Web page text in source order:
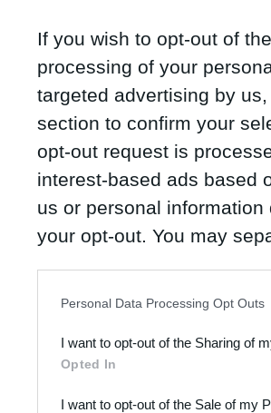
If you wish to opt-out of
processing of your
targeted advertising by
section to confirm your
opt-out request is
interest-based ads based
us or personal
your opt-out. You may
Downstream Participants
third parties.
Personal Data Processing Opt Outs
I want to opt-out of the Sharing of
Opted In
I want to opt-out of the Sale of my